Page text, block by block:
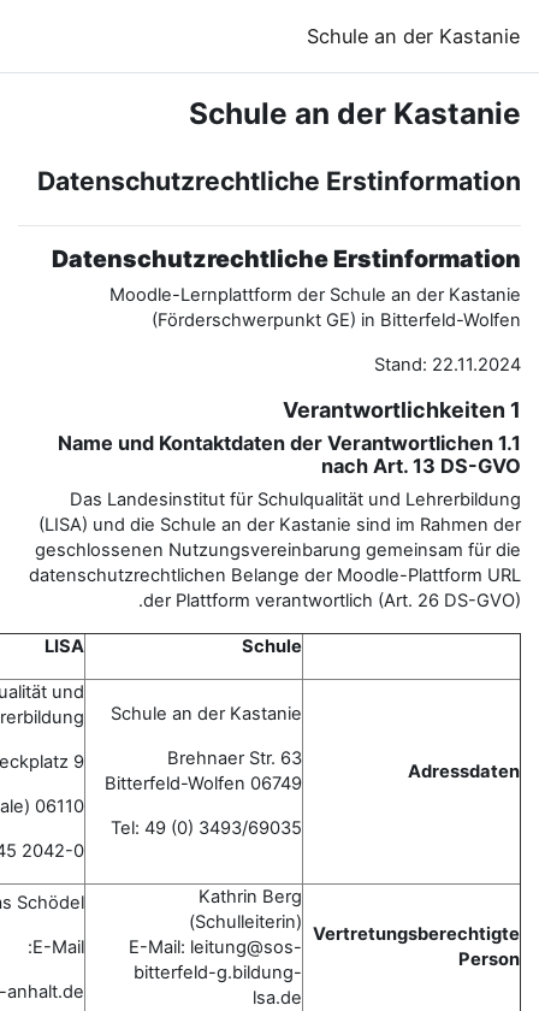
Schule
Moodle-Lernplattform
1.1 Name und Kontaktdaten
Das Landesinstitut für
(LISA) und die Schule an der
geschlossenen
datenschutzrechtlichen Belange
der Plattform
LISA
06749 Bitterfeld-Wolfen
Landesinstitut für Schulqualität und
Lehrerbildung
Riebeckplatz 9
E-Mail: leitung@sos-
bitterfeld-g.bildung-
Thomas Schödel
E-Mail:
lisa-direktor@sachsen-anhalt.de